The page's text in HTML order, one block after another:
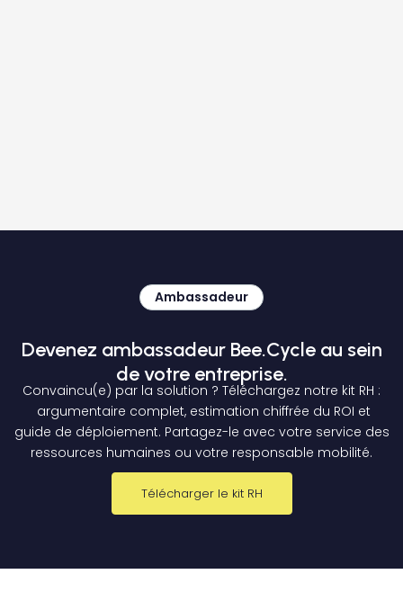
Ambassadeur
Devenez ambassadeur Bee.Cycle au sein
de votre entreprise.
Convaincu(e) par la solution ? Téléchargez notre kit RH :
argumentaire complet, estimation chiffrée du ROI et
guide de déploiement. Partagez-le avec votre service des
ressources humaines ou votre responsable mobilité.
Télécharger le kit RH